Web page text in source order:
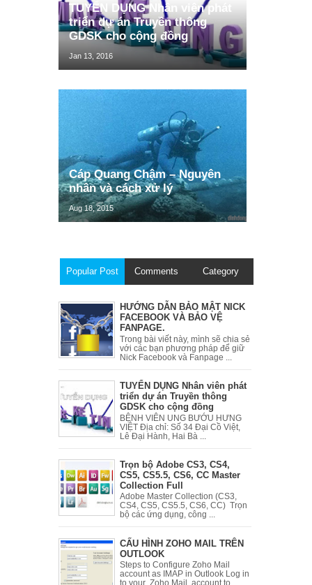
TUYỂN DỤNG Nhân viên phát
triển dự án Truyền thông
GDSK cho cộng đồng
Jan 13, 2016
Cáp Quang Chậm – Nguyên
nhân và cách xử lý
Aug 18, 2015
Popular Post Comments Category
HƯỚNG DẪN BẢO MẬT NICK
FACEBOOK VÀ BẢO VỆ
FANPAGE.
Trong bài viết này, mình sẽ chia sẻ
với các bạn phương pháp để giữ
Nick Facebook và Fanpage ...
TUYỂN DỤNG Nhân viên phát
triển dự án Truyền thông
GDSK cho cộng đồng
BỆNH VIÊN UNG BƯỚU HƯNG
VIỆT Địa chỉ: Số 34 Đại Cồ Việt,
Lê Đại Hành, Hai Bà ...
Trọn bộ Adobe CS3, CS4,
CS5, CS5.5, CS6, CC Master
Collection Full
Adobe Master Collection (CS3,
CS4, CS5, CS5.5, CS6, CC) Trọn
bộ các ứng dụng, công ...
CẤU HÌNH ZOHO MAIL TRÊN
OUTLOOK
Steps to Configure Zoho Mail
account as IMAP in Outlook Log in
to your Zoho Mail account to ...